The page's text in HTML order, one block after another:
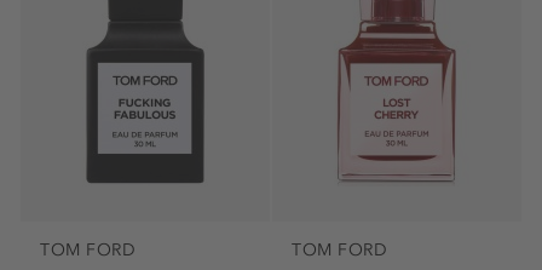
TOM FORD
TOM FORD